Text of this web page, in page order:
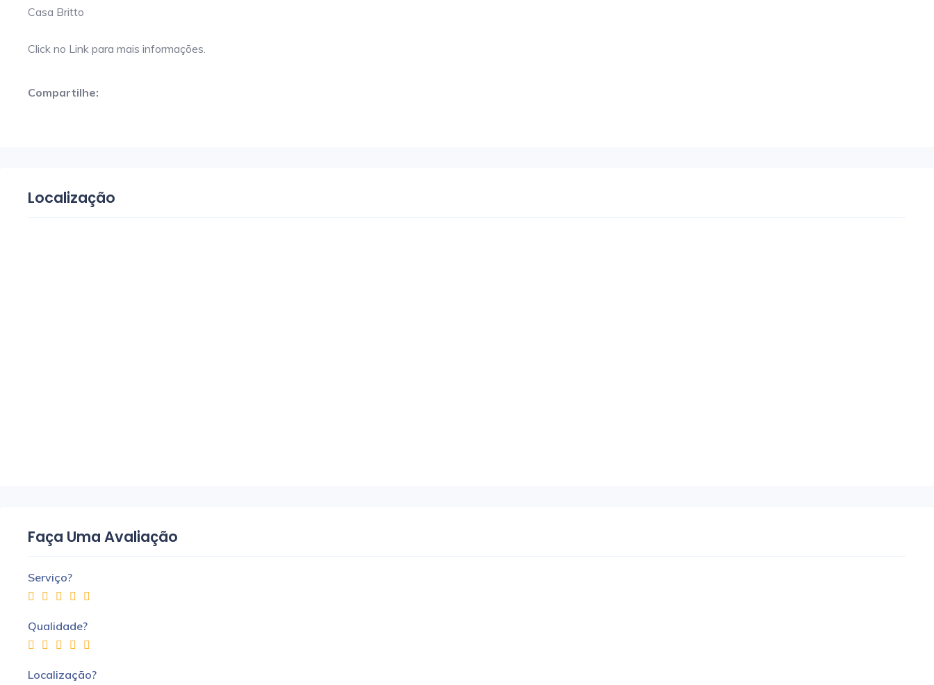
Casa Britto
Click no Link para mais informações.
Compartilhe:
Localização
Faça Uma Avaliação
Serviço?
Qualidade?
Localização?